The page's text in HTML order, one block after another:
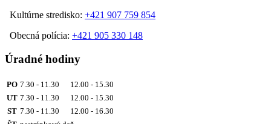
Kultúrne stredisko: +421 907 759 854
Obecná polícia: +421 905 330 148
Úradné hodiny
PO 7.30 - 11.30 12.00 - 15.30
UT 7.30 - 11.30 12.00 - 15.30
ST 7.30 - 11.30 12.00 - 16.30